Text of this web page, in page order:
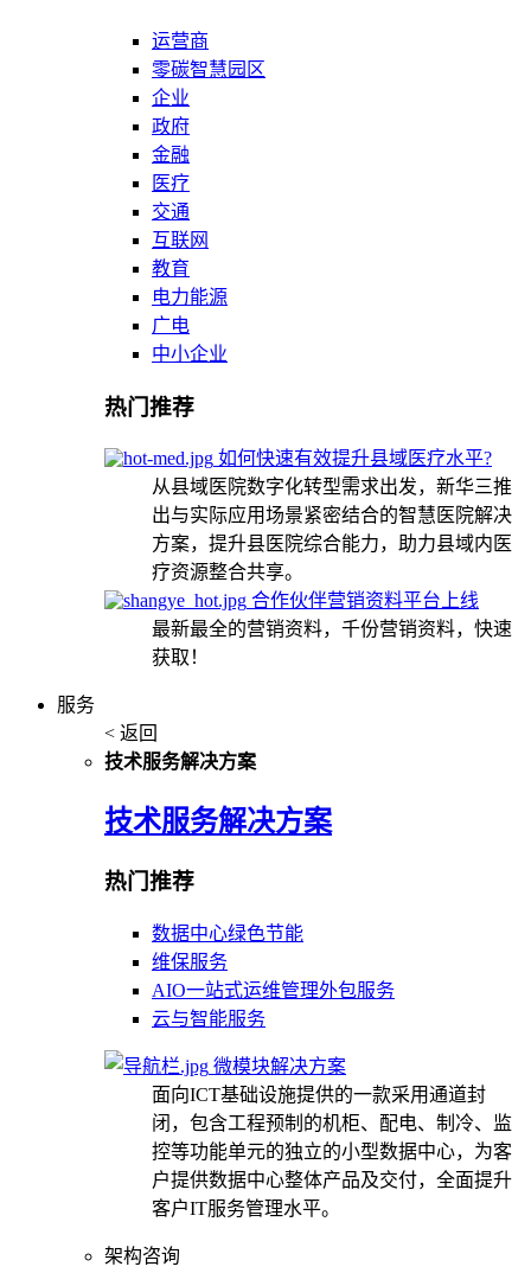
运营商
零碳智慧园区
企业
政府
金融
医疗
交通
互联网
教育
电力能源
广电
中小企业
热门推荐
如何快速有效提升县域医疗水平?
从县域医院数字化转型需求出发，新华三推
出与实际应用场景紧密结合的智慧医院解决
方案，提升县医院综合能力，助力县域内医
疗资源整合共享。
合作伙伴营销资料平台上线
最新最全的营销资料，千份营销资料，快速
获取！
服务
< 返回
技术服务解决方案
技术服务解决方案
热门推荐
数据中心绿色节能
维保服务
AIO一站式运维管理外包服务
云与智能服务
微模块解决方案
面向ICT基础设施提供的一款采用通道封
闭，包含工程预制的机柜、配电、制冷、监
控等功能单元的独立的小型数据中心，为客
户提供数据中心整体产品及交付，全面提升
客户IT服务管理水平。
架构咨询